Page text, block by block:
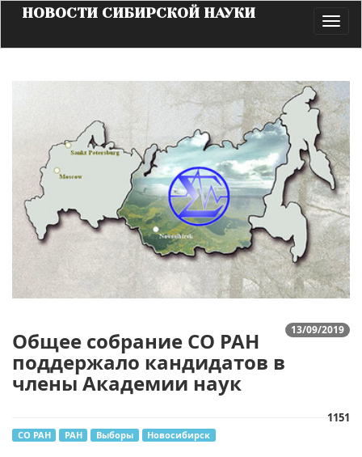
НОВОСТИ СИБИРСКОЙ НАУКИ
13/09/2019
Общее собрание СО РАН
поддержало кандидатов в
члены Академии наук
1151
СО РАН РАН Выборы Новосибирск